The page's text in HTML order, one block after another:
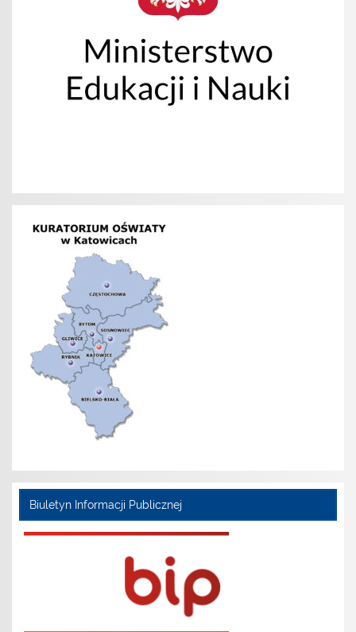
Biuletyn Informacji Publicznej